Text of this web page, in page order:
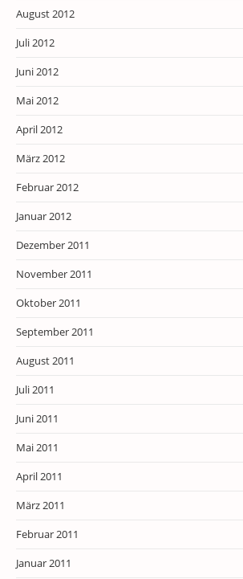
August 2012
Juli 2012
Juni 2012
Mai 2012
April 2012
März 2012
Februar 2012
Januar 2012
Dezember 2011
November 2011
Oktober 2011
September 2011
August 2011
Juli 2011
Juni 2011
Mai 2011
April 2011
März 2011
Februar 2011
Januar 2011